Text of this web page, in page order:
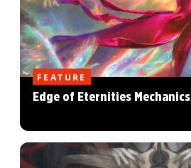
FEATURE
Edge of Eternities Mechanics